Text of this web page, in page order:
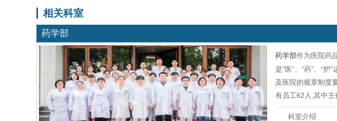
相关科室
药学部
药学部作为医院药
是“医”、“药”、“
及医院的规章制度
有员工62人,其中
科室介绍